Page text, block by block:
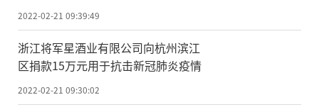
2022-02-21 09:39:49
浙江将军星酒业有限公司向杭州滨江
区捐款15万元用于抗击新冠肺炎疫情
2022-02-21 09:30:02